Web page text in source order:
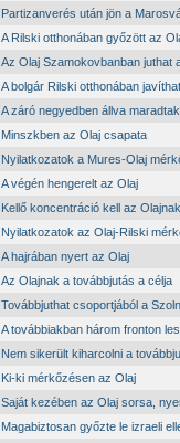
Partizanverés után jön a
A Rilski otthonában győzött az
Az Olaj Szamokovbanban juthat
A bolgár Rilski otthonában
A záró negyedben állva
Minszkben az Olaj csapata
Nyilatkozatok a Mures-Olaj
A végén hengerelt az Olaj
Kellő koncentráció kell az
Nyilatkozatok az Olaj-Rilski
A hajrában nyert az Olaj
Az Olajnak a továbbjutás a célja
Továbbjuthat csoportjából a
A továbbiakban három fronton
Nem sikerült kiharcolni a
Ki-ki mérkőzésen az Olaj
Saját kezében az Olaj sorsa,
Magabiztosan győzte le izraeli